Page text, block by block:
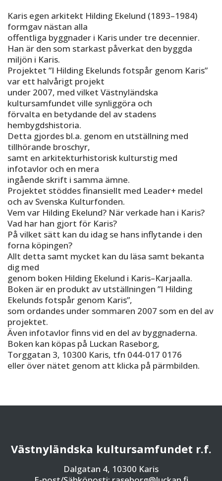
Karis egen arkitekt Hilding Ekelund (1893–1984)
formgav nästan alla
offentliga byggnader i Karis under tre decennier.
Han är den som starkast påverkat den byggda
miljön i Karis.
Projektet ”I Hilding Ekelunds fotspår genom Karis”
var ett halvårigt projekt
under 2007, med vilket Västnyländska
kultursamfundet ville synliggöra och
förvalta en betydande del av stadens
hembygdshistoria.
Detta gjordes bl.a. genom en utställning med
tillhörande broschyr,
samt en arkitekturhistorisk kulturstig med
infotavlor och en mera
ingående skrift i samma ämne.
Projektet stöddes finansiellt med Leader+ medel
och av Svenska Kulturfonden.
Vem var Hilding Ekelund? När verkade han i Karis?
Vad har han gjort för Karis?
På vilket sätt kan du idag se hans inflytande i den
forna köpingen?
Allt detta samt mycket kan du läsa samt bekanta
dig med
genom boken Hilding Ekelund i Karis–Karjaalla.
Boken är en produkt av utställningen ”I Hilding
Ekelunds fotspår genom Karis”,
som ordandes under sommaren 2007 som en del av
projektet.
Även infotavlor finns vid en del av byggnaderna.
Boken kan köpas på Luckan Raseborg,
Torggatan 3, 10300 Karis, tfn 044-017 0176
eller över nätet genom att klicka på pärmbilden.
Västnyländska kultursamfundet r.f.
Dalgatan 4, 10300 Karis